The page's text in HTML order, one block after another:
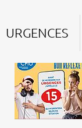
URGENCES